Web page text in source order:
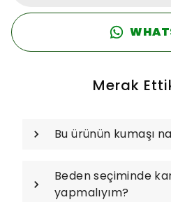
Merak
Bu ürünün kumaşı
Beden seçiminde
yapmalıyım?